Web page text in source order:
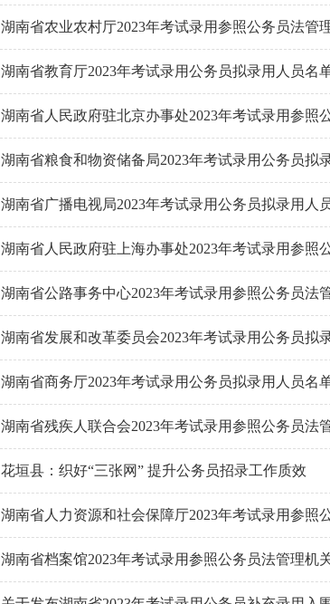
湖南省农业农村厅2023年考试录用参照公务员法管
湖南省教育厅2023年考试录用公务员拟录用人员名
湖南省粮食和物资储备局2023年考试录用公务员拟
湖南省广播电视局2023年考试录用公务员拟录用人
湖南省公路事务中心2023年考试录用参照公务员法
湖南省发展和改革委员会2023年考试录用公务员拟
湖南省商务厅2023年考试录用公务员拟录用人员名
花垣县：织好“三张网” 提升公务员招录工作质效
湖南省档案馆2023年考试录用参照公务员法管理机